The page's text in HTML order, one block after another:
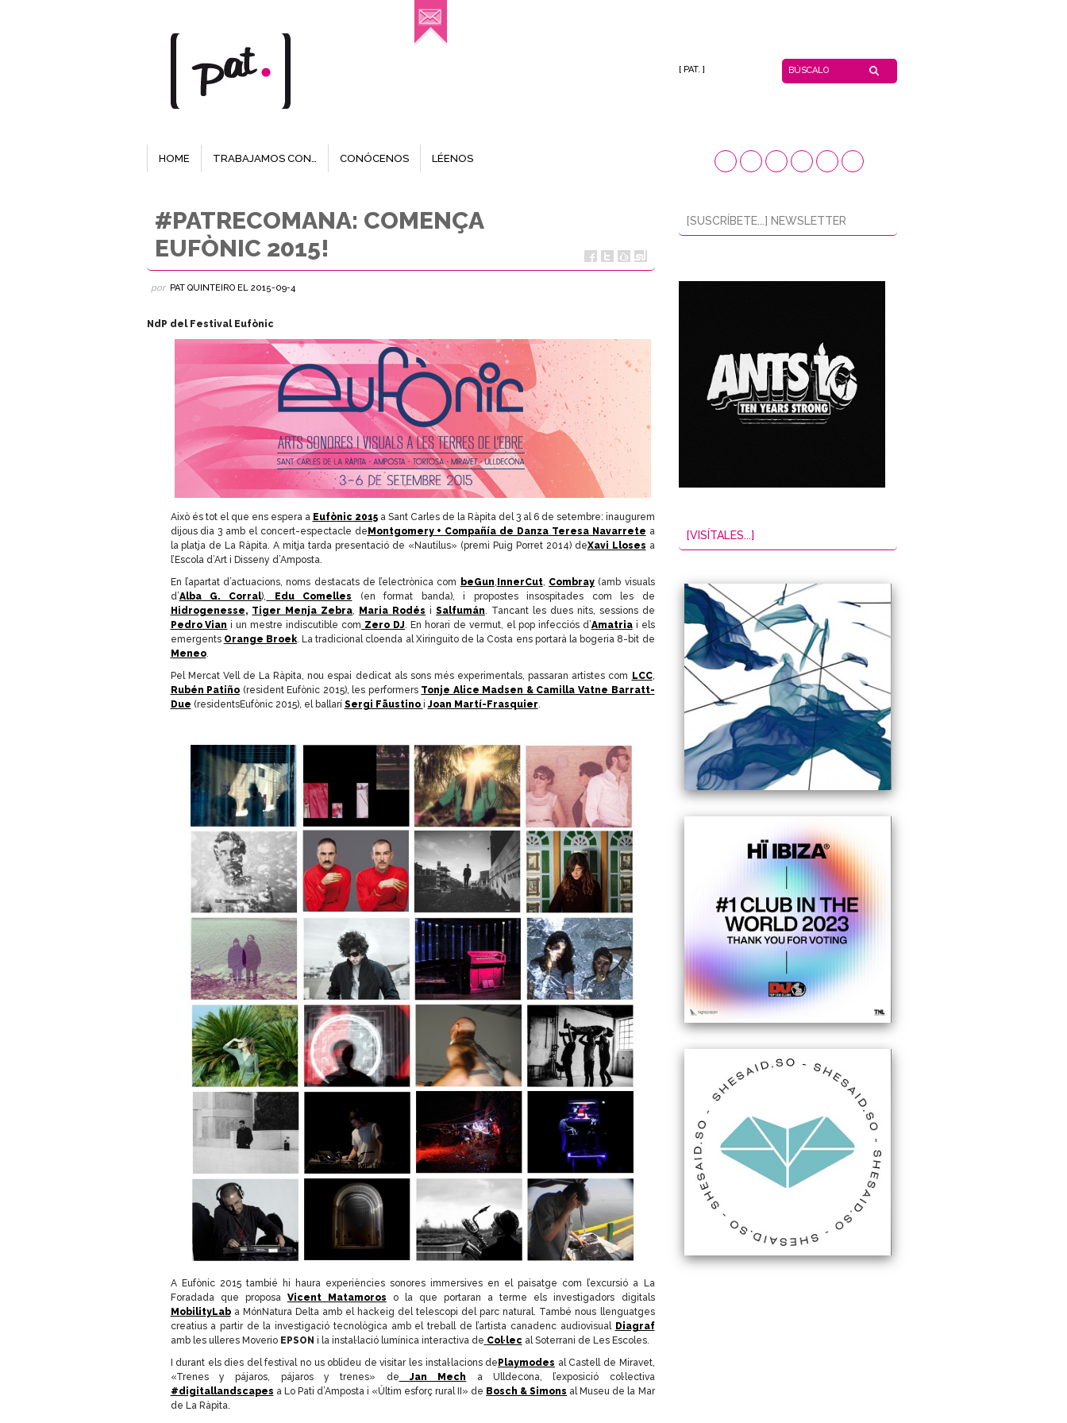
[ PAT. ]
HOME TRABAJAMOS CON… CONÓCENOS LÉENOS
#PATRECOMANA: COMENÇA
EUFÒNIC 2015!
por PAT QUINTEIROEL 2015-09-4
NdP del Festival Eufònic
Això és tot el que ens espera a Eufònic2015a Sant Carles de la Ràpita del 3 al 6 de setembre: inaugurem
dijous dia 3 amb el concert-espectacle de Montgomery + Compañía de Danza Teresa Navarrete a
la platja de La Ràpita. A mitja tarda presentació de «Nautilus» (premi Puig Porret 2014) deXavi Lloses a
l’Escola d’Art i Disseny d’Amposta.
En l’apartat d’actuacions, noms destacats de l’electrònica com beGun, InnerCut, Combray(amb visuals
d’Alba G. Corral), Edu Comelles (en format banda), i propostes insospitades com les de
Hidrogenesse, Tiger Menja Zebra, Maria Rodés iSalfumán. Tancant les dues nits, sessions de
Pedro Vian i un mestre indiscutible com Zero DJ. En horari de vermut, el pop infecciós d’Amatriai els
emergents Orange Broek. La tradicional cloenda al Xiringuito de la Costa ens portarà la bogeria 8-bit de
Meneo.
Pel Mercat Vell de La Ràpita, nou espai dedicat als sons més experimentals, passaran artistes com
LCC,
Rubén Patiño (resident Eufònic 2015), les performers Tonje Alice Madsen & Camilla Vatne Barratt-
Due (residentsEufònic2015), el ballarí Sergi Fäustino i Joan Martí-Frasquier.
A Eufònic2015 tambié hi haura experiències sonores immersives en el paisatge com l’excursió a La
Foradada que proposa Vicent Matamoros o la que portaran a terme els investigadors digitals
MobilityLaba MónNatura Delta amb el hackeig del telescopi del parc natural. També nous llenguatges
creatius a partir de la investigació tecnològica amb el treball de l’artista canadenc audiovisual Diagraf
amb les ulleres Moverio EPSON i la instal·lació lumínica interactiva de Col·lecal Soterrani de Les Escoles.
I durant els dies del festival no us oblideu de visitar les instal·lacions de Playmodes al Castell de Miravet,
«Trenes y pájaros, pájaros y trenes» de
Jan Mech a Ulldecona, l’exposició col·lectiva
#digitallandscapes a Lo Pati d’Amposta i «Últim esforç rural II» de Bosch & Simons al Museu de la Mar
de La Ràpita.
[SUSCRÍBETE...] NEWSLETTER
[VISÍTALES...]